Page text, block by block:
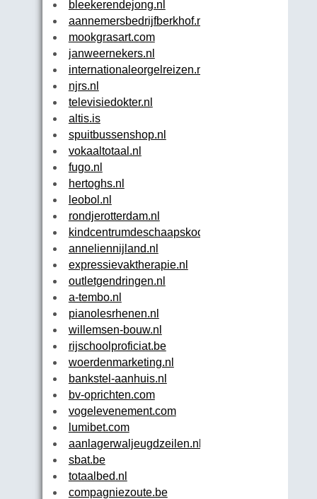
bleekerendejong.nl
aannemersbedrijfberkhof.nl
mookgrasart.com
janweernekers.nl
internationaleorgelreizen.nl
njrs.nl
televisiedokter.nl
altis.is
spuitbussenshop.nl
vokaaltotaal.nl
fugo.nl
hertoghs.nl
leobol.nl
rondjerotterdam.nl
kindcentrumdeschaapskooi.nl
anneliennijland.nl
expressievaktherapie.nl
outletgendringen.nl
a-tembo.nl
pianolesrhenen.nl
willemsen-bouw.nl
rijschoolproficiat.be
woerdenmarketing.nl
bankstel-aanhuis.nl
bv-oprichten.com
vogelevenement.com
lumibet.com
aanlagerwaljeugdzeilen.nl
sbat.be
totaalbed.nl
compagniezoute.be